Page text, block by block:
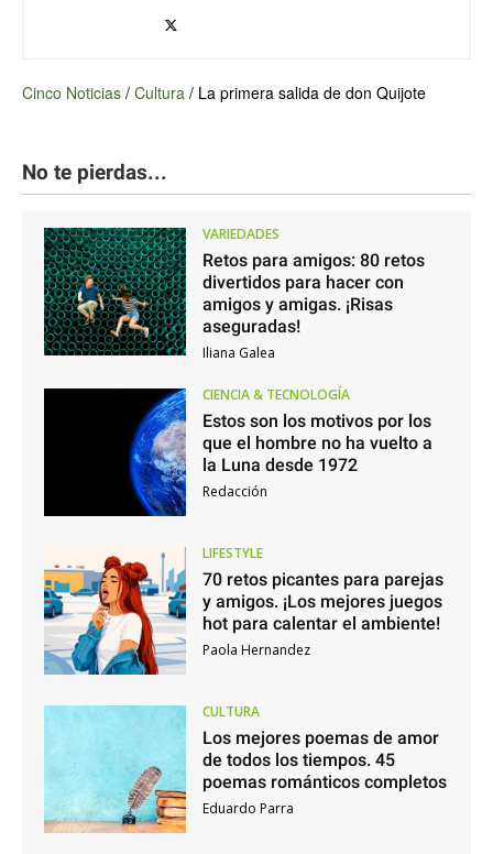
Cinco Noticias / Cultura / La primera salida de don Quijote
No te pierdas...
VARIEDADES
Retos para amigos: 80 retos
divertidos para hacer con
amigos y amigas. ¡Risas
aseguradas!
Iliana Galea
CIENCIA & TECNOLOGÍA
Estos son los motivos por los
que el hombre no ha vuelto a
la Luna desde 1972
Redacción
LIFESTYLE
70 retos picantes para parejas
y amigos. ¡Los mejores juegos
hot para calentar el ambiente!
Paola Hernandez
CULTURA
Los mejores poemas de amor
de todos los tiempos. 45
poemas románticos completos
Eduardo Parra